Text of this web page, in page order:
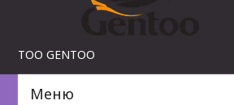
TOO GENTOO